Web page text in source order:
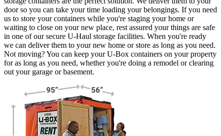
door so you can take your time loading your belongings. If you need
us to store your containers while you're staging your home or
waiting to close on your new place, rest assured your things are safe
in one of our secure U-Haul storage facilities. When you're ready
we can deliver them to your new home or store as long as you need.
Not moving? You can keep yourU-Box containers on your property
for as long as you need, whether you're doing a remodel or clearing
out your garage or basement.